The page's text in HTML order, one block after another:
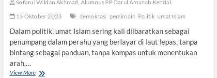
Sofarul Wildan Akhmad, Alumnus PP Darul Amanah Kendal.
13 Oktober 2023
demokrasi pemimpin Politik umat Islam
Dalam politik, umat Islam sering kali diibaratkan sebagai
penumpang dalam perahu yang berlayar di laut lepas, tanpa
bintang sebagai panduan, tanpa kompas untuk menentukan
arah,…
View MoreN